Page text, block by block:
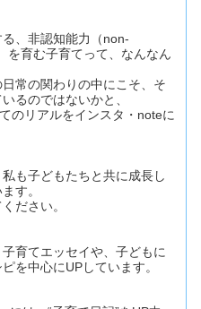
、非認知能力（non-
を育む子育てって、なんなん
常の関わりの中にこそ、そ
るのではないかと、
のリアルをインスタ・noteに
も子どもたちと共に成長し
す。
ださい。
育てエッセイや、子どもに
を中心にUPしています。